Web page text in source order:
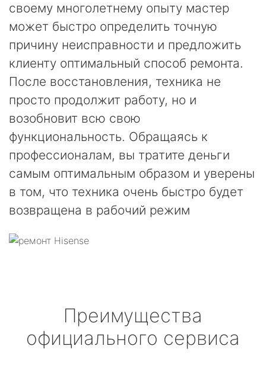
своему многолетнему опыту мастер
может быстро определить точную
причину неисправности и предложить
клиенту оптимальный способ ремонта.
После восстановления, техника не
просто продолжит работу, но и
возобновит всю свою
функциональность. Обращаясь к
профессионалам, вы тратите деньги
самым оптимальным образом и уверены
в том, что техника очень быстро будет
возвращена в рабочий режим
Преимущества
официального сервиса